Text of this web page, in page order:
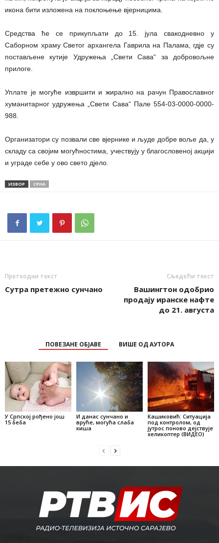
икона бити изложена на поклоњење вјерницима.
Средства ће се прикупљати до 15. јула свакодневно у
Саборном храму Светог архангела Гаврила на Палама, гдје су
постављене кутије Удружења „Свети Сава“ за добровољне
прилоге.
Уплате је могуће извршити и жирално на рачун Православног
хуманитарног удружења „Свети Сава“ Пале 554-03-0000-0000-
988.
Организатори су позвали све вјернике и људе добре воље да, у
складу са својим могућностима, учествују у благословеној акцији
и уграде себе у ово свето дјело.
ИЗВОР СРНА
Претходни текст
Сутра претежно сунчано
Сљедећи текст
Вашингтон одобрио
продају иранске нафте
до 21. августа
ПОВЕЗАНЕ ОБЈАВЕ ВИШЕ ОД АУТОРА
У Српској рођено још
15 беба
И данас сунчано и
вруће, могућа слаба
киша
Кашиковић: Ситуација
под контролом, од
јутрос поново дејствује
хеликоптер (ВИДЕО)